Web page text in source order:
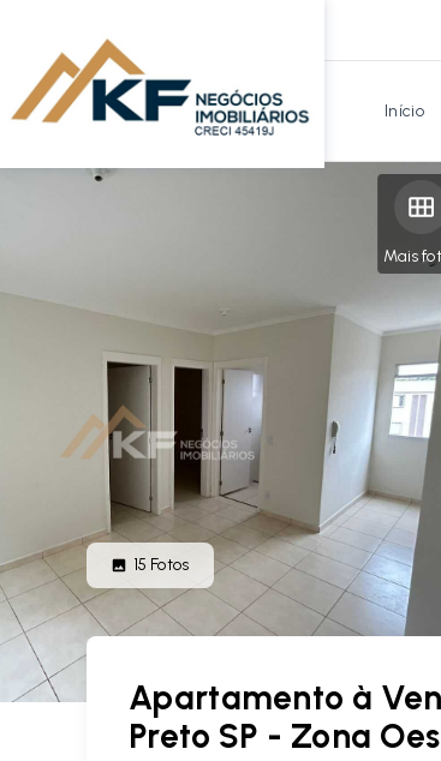
Início
Mais
15 Fotos
Apartamento à
Preto SP - Zona